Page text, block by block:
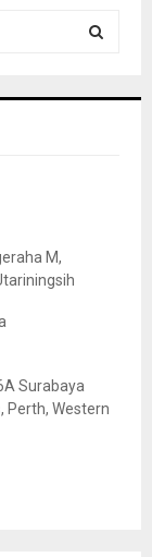
M,
Surabaya
Perth, Western